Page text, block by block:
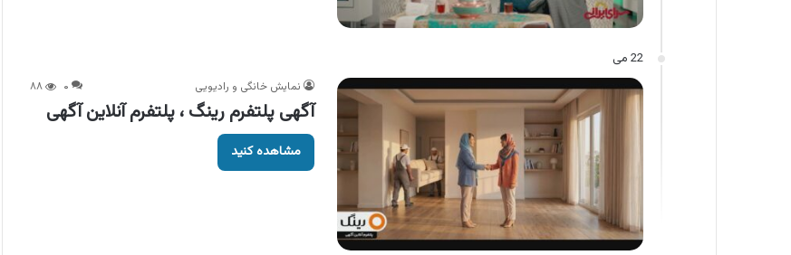
22 می
نمایش خانگی و رادیویی ۰ ۸۸
آگهی پلتفرم رینگ ، پلتفرم آنلاین آگهی
مشاهده کنید